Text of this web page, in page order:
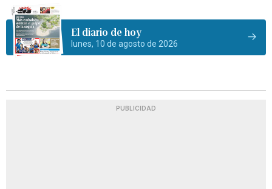
El diario de hoy
lunes, 10 de agosto de 2026
PUBLICIDAD